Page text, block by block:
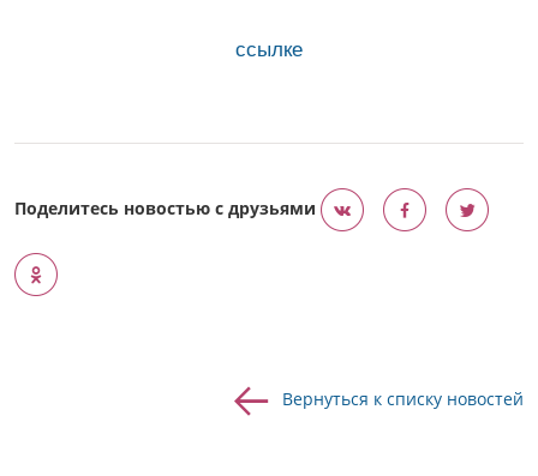
ссылке
Поделитесь новостью с друзьями
Вернуться к списку новостей